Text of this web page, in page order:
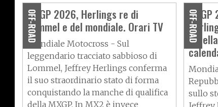
OFF-ROAD
MXGP 2026, Herlings re di
Lommel e del mondiale. Orari TV
Mondiale Motocross - Sul
leggendario tracciato sabbioso di
Lommel, Jeffrey Herlings conferma
il suo straordinario stato di forma
conquistando la manche di qualifica
della MXGP. In MX2 è invece
OFF-ROAD
sullo